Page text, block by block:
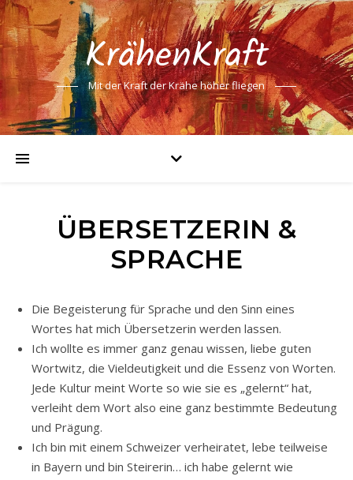
KrähenKraft
Mit der Kraft der Krähe höher fliegen
ÜBERSETZERIN &
SPRACHE
Die Begeisterung für Sprache und den Sinn eines
Wortes hat mich Übersetzerin werden lassen.
Ich wollte es immer ganz genau wissen, liebe guten
Wortwitz, die Vieldeutigkeit und die Essenz von Worten.
Jede Kultur meint Worte so wie sie es „gelernt“ hat,
verleiht dem Wort also eine ganz bestimmte Bedeutung
und Prägung.
Ich bin mit einem Schweizer verheiratet, lebe teilweise
in Bayern und bin Steirerin… ich habe gelernt wie